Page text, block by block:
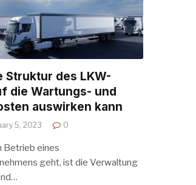
Struktur des LKW-
die Wartungs- und
auswirken kann
5, 2023 0
Betrieb eines
geht, ist die Verwaltung